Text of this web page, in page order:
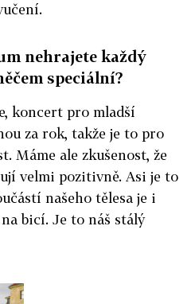
nehrajete každý
speciální?
koncert pro mladší
za rok, takže je to pro
Máme ale zkušenost, že
velmi pozitivně. Asi je to
našeho tělesa je i
bicí. Je to náš stálý